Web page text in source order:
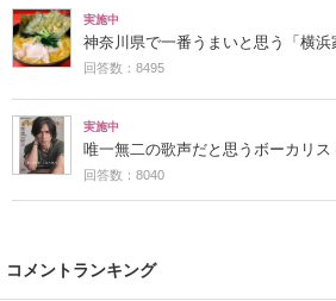
実施中
神奈川県で一番うまいと思う「横浜
回答数：8495
実施中
唯一無二の歌声だと思うボーカリス
回答数：8040
コメントランキング